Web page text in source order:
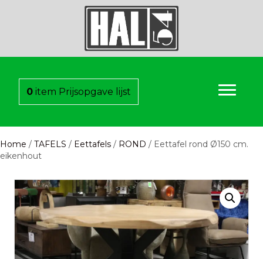
0 item Prijsopgave lijst
Home / TAFELS / Eettafels / ROND / Eettafel rond Ø150 cm.
eikenhout